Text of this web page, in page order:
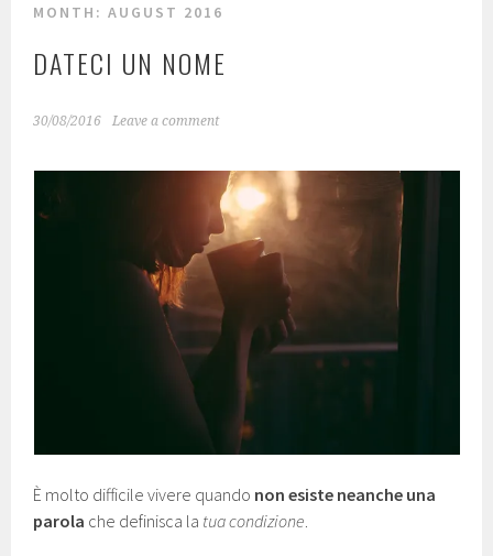
MONTH: AUGUST 2016
DATECI UN NOME
30/08/2016 Leave a comment
È molto difficile vivere quando non esiste neanche una
parola che definisca la tua condizione